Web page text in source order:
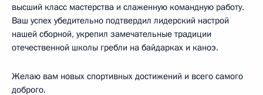
высший класс мастерства и слаженную командную работу.
Ваш успех убедительно подтвердил лидерский настрой
нашей сборной, укрепил замечательные традиции
отечественной школы гребли на байдарках и каноэ.
Желаю вам новых спортивных достижений и всего самого
доброго.